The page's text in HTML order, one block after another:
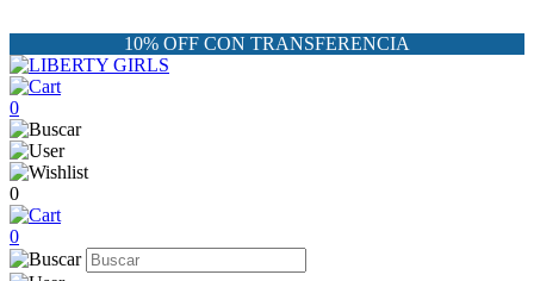
10% OFF CON TRANSFERENCIA
0
0
0